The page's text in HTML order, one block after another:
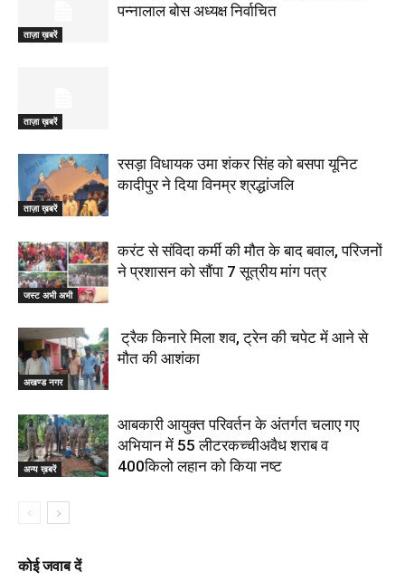
ताज़ा ख़बरें
पन्नालाल बोस अध्यक्ष निर्वाचित
ताज़ा ख़बरें
ताज़ा ख़बरें
रसड़ा विधायक उमा शंकर सिंह को बसपा यूनिट
कादीपुर ने दिया विनम्र श्रद्धांजलि
जस्ट अभी अभी
करंट से संविदा कर्मी की मौत के बाद बवाल, परिजनों
ने प्रशासन को सौंपा 7 सूत्रीय मांग पत्र
अखण्ड नगर
ट्रैक किनारे मिला शव, ट्रेन की चपेट में आने से
मौत की आशंका
अन्य ख़बरें
आबकारी आयुक्त परिवर्तन के अंतर्गत चलाए गए
अभियान में 55 लीटरकच्चीअवैध शराब व
400किलो लहान को किया नष्ट
कोई जवाब दें